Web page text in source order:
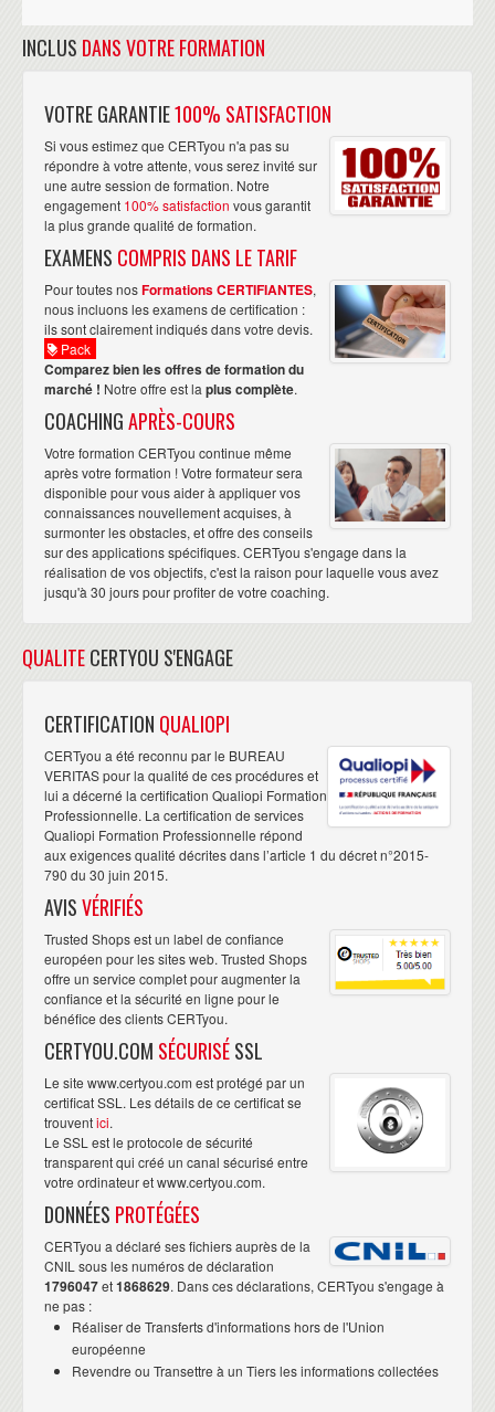
INCLUS DANS VOTRE FORMATION
VOTRE GARANTIE100% SATISFACTION
Si vous estimez que CERTyou n'a pas su
répondre à votre attente, vous serez invité sur
une autre session de formation. Notre
engagement 100% satisfaction vous garantit
la plus grande qualité de formation.
EXAMENS COMPRIS DANS LE TARIF
Pour toutes nosFormations CERTIFIANTES,
nous incluons les examens de certification :
ils sont clairement indiqués dans votre devis.
Pack
Comparez bien les offres de formation du
marché ! Notre offre est la plus complète.
COACHINGAPRÈS-COURS
Votre formation CERTyou continue même
après votre formation ! Votre formateur sera
disponible pour vous aider à appliquer vos
connaissances nouvellement acquises, à
surmonter les obstacles, et offre des conseils
sur des applications spécifiques. CERTyou s'engage dans la
réalisation de vos objectifs, c'est la raison pour laquelle vous avez
jusqu'à 30 jours pour profiter de votre coaching.
QUALITECERTYOU S'ENGAGE
CERTIFICATION QUALIOPI
CERTyou a été reconnu par le BUREAU
VERITAS pour la qualité de ces procédures et
lui a décerné la certification Qualiopi Formation
Professionnelle. La certification de services
Qualiopi Formation Professionnelle répond
aux exigences qualité décrites dans l’article 1 du décret n°2015-
790 du 30 juin 2015.
AVISVÉRIFIÉS
Trusted Shops est un label de confiance
européen pour les sites web. Trusted Shops
offre un service complet pour augmenter la
confiance et la sécurité en ligne pour le
bénéfice des clients CERTyou.
CERTYOU.COM SÉCURISÉSSL
Le site www.certyou.com est protégé par un
certificat SSL. Les détails de ce certificat se
trouventici.
Le SSL est le protocole de sécurité
transparent qui créé un canal sécurisé entre
votre ordinateur et www.certyou.com.
DONNÉES PROTÉGÉES
CERTyou a déclaré ses fichiers auprès de la
CNIL sous les numéros de déclaration
1796047et1868629. Dans ces déclarations, CERTyou s'engage à
ne pas :
Réaliser de Transferts d'informations hors de l'Union
européenne
Revendre ou Transettre à un Tiers les informations collectées